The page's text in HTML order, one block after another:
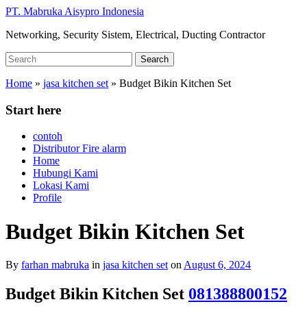
Skip
main
PT. Mabruka Aisypro Indonesia
Networking, Security Sistem, Electrical, Ducting Contractor
Search
for:
Search
Home » jasa kitchen set » Budget Bikin Kitchen Set
Start here
contoh
Distributor Fire alarm
Home
Hubungi Kami
Lokasi Kami
Profile
Budget Bikin Kitchen Set
By farhan mabruka in jasa kitchen set on August 6, 2024
Budget Bikin Kitchen Set 081388800152